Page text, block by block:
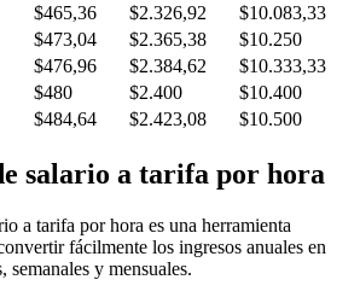
$465,36 $2.326,92
$10.083,33
$473,04 $2.365,38
$10.250
$476,96 $2.384,62
$10.333,33
$480 $2.400
$10.400
$484,64 $2.423,08 $10.500
salario a tarifa por hora
a tarifa por hora es una herramienta
fácilmente los ingresos anuales en
semanales y mensuales.